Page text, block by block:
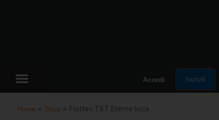
Accedi Iscriviti
Home » Shop » Flottex TXT Eterno Ivica